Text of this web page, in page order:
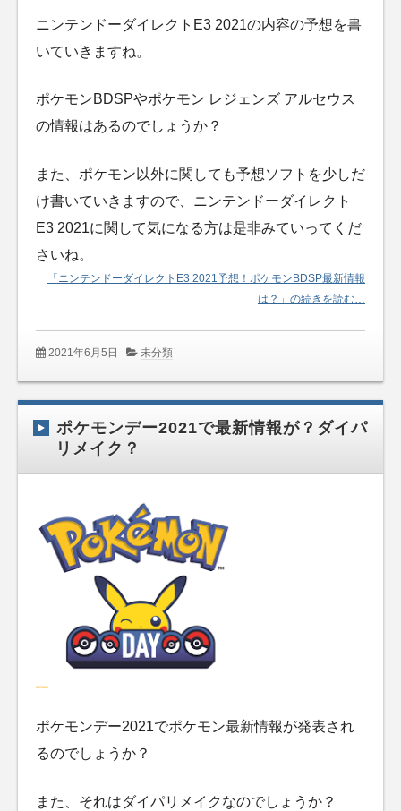
ニンテンドーダイレクトE3 2021の内容の予想を書
いていきますね。
ポケモンBDSPやポケモン レジェンズ アルセウス
の情報はあるのでしょうか？
また、ポケモン以外に関しても予想ソフトを少しだ
け書いていきますので、ニンテンドーダイレクト
E3 2021に関して気になる方は是非みていってくだ
さいね。
「ニンテンドーダイレクトE3 2021予想！ポケモンBDSP最新情報
は？」の続きを読む…
2021年6月5日 未分類
ポケモンデー2021で最新情報が？ダイパ
リメイク？
ポケモンデー2021でポケモン最新情報が発表され
るのでしょうか？
また、それはダイパリメイクなのでしょうか？